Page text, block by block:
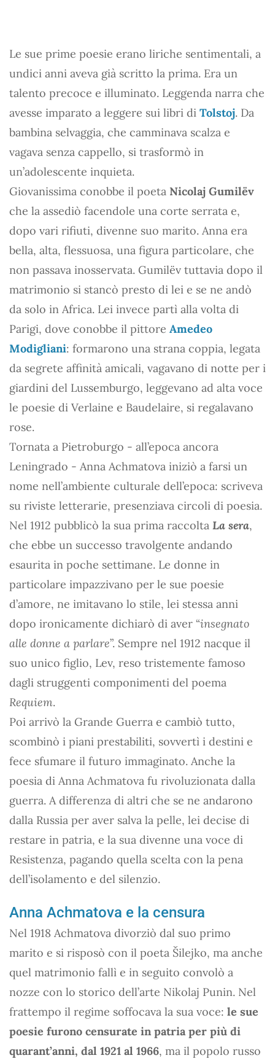
Le sue prime poesie erano liriche sentimentali, a
undici anni aveva già scritto la prima. Era un
talento precoce e illuminato. Leggenda narra che
avesse imparato a leggere sui libri di Tolstoj. Da
bambina selvaggia, che camminava scalza e
vagava senza cappello, si trasformò in
un’adolescente inquieta.
Giovanissima conobbe il poeta Nicolaj Gumilëv
che la assediò facendole una corte serrata e,
dopo vari rifiuti, divenne suo marito. Anna era
bella, alta, flessuosa, una figura particolare, che
non passava inosservata. Gumilëv tuttavia dopo il
matrimonio si stancò presto di lei e se ne andò
da solo in Africa. Lei invece partì alla volta di
Parigi, dove conobbe il pittore Amedeo
Modigliani: formarono una strana coppia, legata
da segrete affinità amicali, vagavano di notte per i
giardini del Lussemburgo, leggevano ad alta voce
le poesie di Verlaine e Baudelaire, si regalavano
rose.
Tornata a Pietroburgo - all’epoca ancora
Leningrado - Anna Achmatova iniziò a farsi un
nome nell’ambiente culturale dell’epoca: scriveva
su riviste letterarie, presenziava circoli di poesia.
Nel 1912 pubblicò la sua prima raccolta La sera,
che ebbe un successo travolgente andando
esaurita in poche settimane. Le donne in
particolare impazzivano per le sue poesie
d’amore, ne imitavano lo stile, lei stessa anni
dopo ironicamente dichiarò di aver “insegnato
alle donne a parlare”. Sempre nel 1912 nacque il
suo unico figlio, Lev, reso tristemente famoso
dagli struggenti componimenti del poema
Requiem.
Poi arrivò la Grande Guerra e cambiò tutto,
scombinò i piani prestabiliti, sovvertì i destini e
fece sfumare il futuro immaginato. Anche la
poesia di Anna Achmatova fu rivoluzionata dalla
guerra. A differenza di altri che se ne andarono
dalla Russia per aver salva la pelle, lei decise di
restare in patria, e la sua divenne una voce di
Resistenza, pagando quella scelta con la pena
dell’isolamento e del silenzio.
Anna Achmatova e la censura
Nel 1918 Achmatova divorziò dal suo primo
marito e si risposò con il poeta Šilejko, ma anche
quel matrimonio fallì e in seguito convolò a
nozze con lo storico dell’arte Nikolaj Punin. Nel
frattempo il regime soffocava la sua voce: le sue
poesie furono censurate in patria per più di
quarant’anni, dal 1921 al 1966, ma il popolo russo